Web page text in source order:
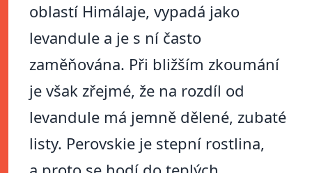
oblastí Himálaje, vypadá jako
levandule a je s ní často
zaměňována. Při bližším zkoumání
je však zřejmé, že na rozdíl od
levandule má jemně dělené, zubaté
listy. Perovskie je stepní rostlina,